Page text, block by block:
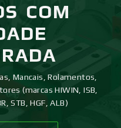
COM
Mancais, Rolamentos,
(marcas HIWIN, ISB,
STB, HGF, ALB)